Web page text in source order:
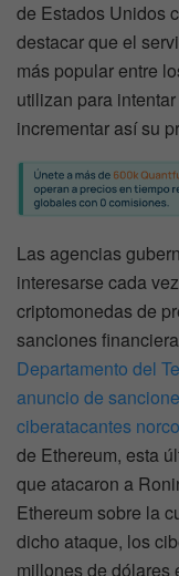
de Estados Unidos
destacar que el
más popular entre
utilizan para
incrementar así su
Las agencias
interesarse cada
criptomonedas de
sanciones
Departamento del
anuncio de
ciberatacantes
de Ethereum, esta
que atacaron a
Ethereum sobre la
dicho ataque, los
millones de dólares